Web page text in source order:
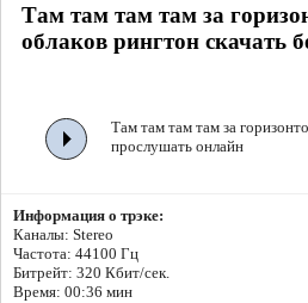
Там там там там за
облаков рингтон скачать
Там там там там за
прослушать онлайн
Информация о трэке:
Каналы: Stereo
Частота: 44100 Гц
Битрейт: 320 Кбит/сек.
Время: 00:36 мин